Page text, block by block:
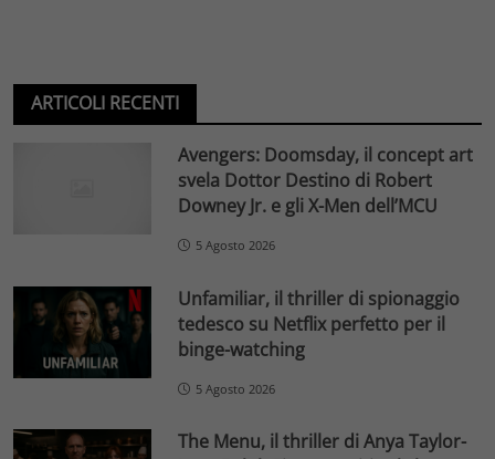
ARTICOLI RECENTI
Avengers: Doomsday, il concept art
svela Dottor Destino di Robert
Downey Jr. e gli X-Men dell’MCU
5 Agosto 2026
Unfamiliar, il thriller di spionaggio
tedesco su Netflix perfetto per il
binge-watching
5 Agosto 2026
The Menu, il thriller di Anya Taylor-